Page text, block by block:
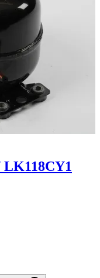
LK118CY1